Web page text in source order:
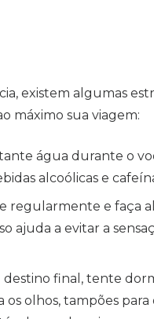
existem algumas
máximo sua viagem:
água durante o
alcoólicas e
regularmente e faça
ajuda a evitar a
final, tente
os olhos, tampões